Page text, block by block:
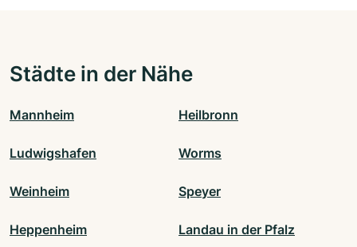
Städte in der Nähe
Mannheim Heilbronn
Ludwigshafen Worms
Weinheim Speyer
Heppenheim Landau in der Pfalz